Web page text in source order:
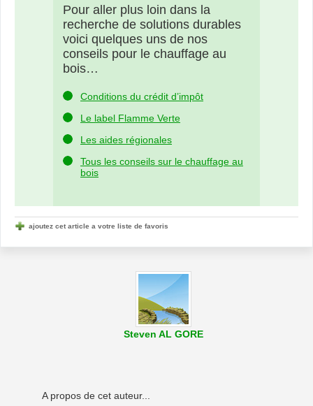
Pour aller plus loin dans la
recherche de solutions durables
voici quelques uns de nos
conseils pour le chauffage au
bois…
Conditions du crédit d’impôt
Le label Flamme Verte
Les aides régionales
Tous les conseils sur le chauffage au
bois
ajoutez cet article a votre liste de favoris
Steven AL GORE
A propos de cet auteur...